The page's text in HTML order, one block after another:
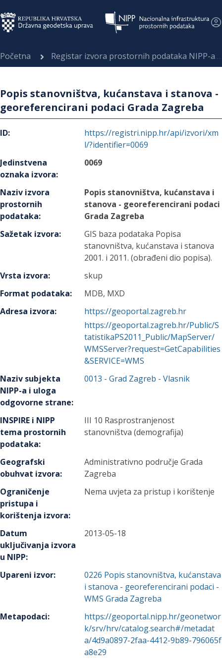
Početna Registar izvora prostornih podataka NIPP-a
Popis stanovništva, kućanstava i stanova -
georeferencirani podaci Grada Zagreba
ID:
https://registri.nipp.hr/api/izvori/xm
l/?identifier=0069
Jedinstvena
oznaka izvora:
0069
Naziv izvora
prostornih
podataka:
Popis stanovništva, kućanstava i
stanova - georeferencirani podaci
Grada Zagreba
Sažetak izvora:
GIS baza podataka Popisa
stanovništva, kućanstava i stanova
2001. i 2011. (obrađeni dio popisa).
Vrsta izvora:
skup
Format podataka:
MDB, MXD
Adresa izvora:
https://geoportal.zagreb.hr
https://geoportal.zagreb.hr/Public/S
tatistikaPS2011_Public/MapServer/
WMSServer?request=GetCapabilities
&SERVICE=WMS
Naziv subjekta
NIPP-a i uloga
odgovorne strane:
0013 -Grad Zagreb - Vlasnik
INSPIRE i NIPP
tema prostornih
podataka:
III 10 Rasprostranjenost
stanovništva (demografija)
Geografski
obuhvat izvora:
Administrativno područje Grada
Zagreba
Ograničenje
pristupa i
korištenja izvora:
Nema uvjeta za pristup i korištenje
Datum
uključivanja izvora
u NIPP:
2013-05-18
Upareni izvor: 0226 Popis stanovništva, kućanstava
i stanova - georeferencirani podaci -
WMS Grada Zagreba
Metapodaci:
https://geoportal.nipp.hr/geonetwor
k/srv/hrv/catalog.search#/metadat
a/4d9a0897-2faa-4412-9b89-796065f
a8e29